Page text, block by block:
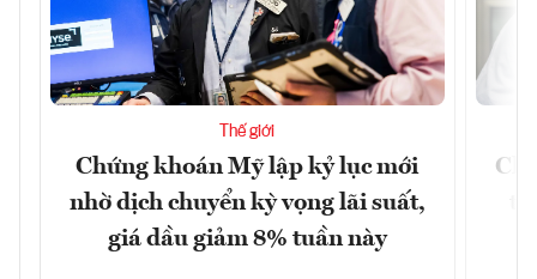
Thế giới
Chứng khoán Mỹ lập kỷ lục mới
nhờ dịch chuyển kỳ vọng lãi suất,
giá dầu giảm 8% tuần này